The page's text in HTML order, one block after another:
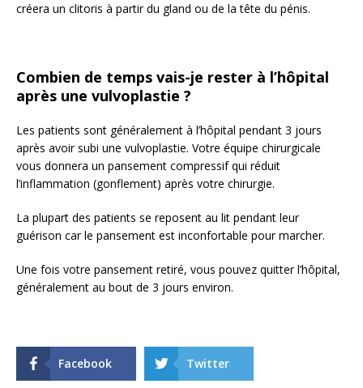
créera un clitoris à partir du gland ou de la tête du pénis.
Combien de temps vais-je rester à l’hôpital
après une vulvoplastie ?
Les patients sont généralement à l’hôpital pendant 3 jours
après avoir subi une vulvoplastie. Votre équipe chirurgicale
vous donnera un pansement compressif qui réduit
l’inflammation (gonflement) après votre chirurgie.
La plupart des patients se reposent au lit pendant leur
guérison car le pansement est inconfortable pour marcher.
Une fois votre pansement retiré, vous pouvez quitter l’hôpital,
généralement au bout de 3 jours environ.
Facebook Twitter